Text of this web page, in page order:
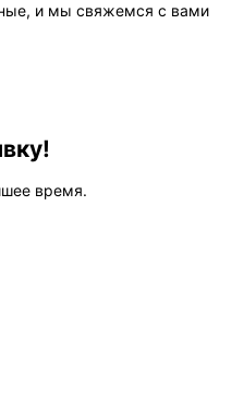
и мы свяжемся с вами
время.